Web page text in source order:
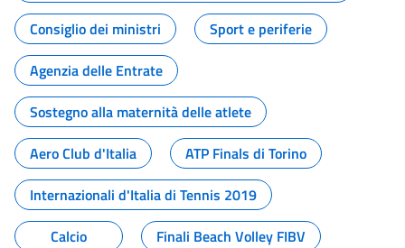
Consiglio dei ministri
Sport e periferie
Agenzia delle Entrate
Sostegno alla maternità delle atlete
Aero Club d'Italia
ATP Finals di Torino
Internazionali d'Italia di Tennis 2019
Calcio
Finali Beach Volley FIBV